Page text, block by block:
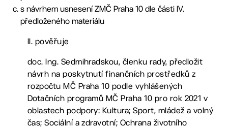
s návrhem usnesení ZMČ Praha 10 dle části IV.
předloženého materiálu
II. pověřuje
doc. Ing. Sedmihradskou, členku rady, předložit
návrh na poskytnutí finančních prostředků z
rozpočtu MČ Praha 10 podle vyhlášených
Dotačních programů MČ Praha 10 pro rok 2021 v
oblastech podpory: Kultura; Sport, mládež a volný
čas; Sociální a zdravotní; Ochrana životního